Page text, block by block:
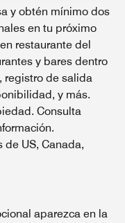
y obtén mínimo dos
en tu próximo
restaurante del
y bares dentro
registro de salida
y más.
Consulta
US, Canada,
aparezca en la